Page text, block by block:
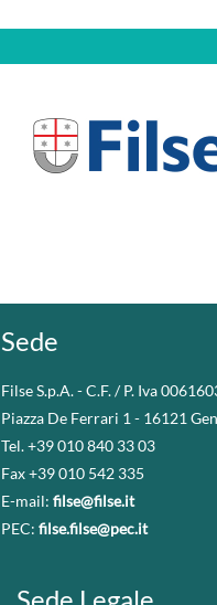
Sede
Filse S.p.A. - C.F. / P. Iva
Piazza De Ferrari 1 - 16121
Tel. +39 010 840 33 03
Fax +39 010 542 335
E-mail: filse@filse.it
PEC: filse.filse@pec.it